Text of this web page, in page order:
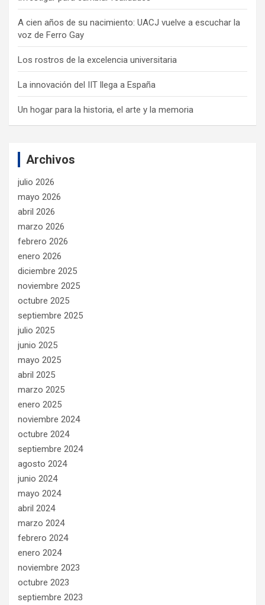
A cien años de su nacimiento: UACJ vuelve a escuchar la
voz de Ferro Gay
Los rostros de la excelencia universitaria
La innovación del IIT llega a España
Un hogar para la historia, el arte y la memoria
Archivos
julio 2026
mayo 2026
abril 2026
marzo 2026
febrero 2026
enero 2026
diciembre 2025
noviembre 2025
octubre 2025
septiembre 2025
julio 2025
junio 2025
mayo 2025
abril 2025
marzo 2025
enero 2025
noviembre 2024
octubre 2024
septiembre 2024
agosto 2024
junio 2024
mayo 2024
abril 2024
marzo 2024
febrero 2024
enero 2024
noviembre 2023
octubre 2023
septiembre 2023